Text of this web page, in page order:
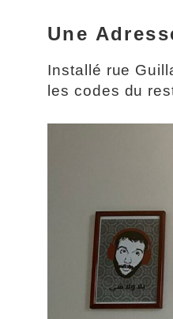
Une
Installé rue
les codes du